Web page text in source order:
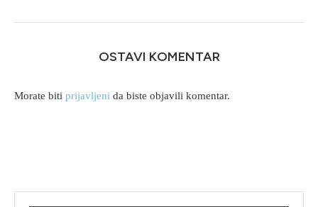
OSTAVI KOMENTAR
Morate biti prijavljeni da biste objavili komentar.